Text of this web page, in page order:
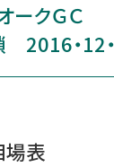
ークＧＣ
2016・12
場表